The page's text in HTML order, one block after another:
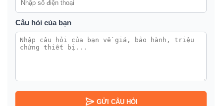
Câu hỏi của bạn
GỬI CÂU HỎI